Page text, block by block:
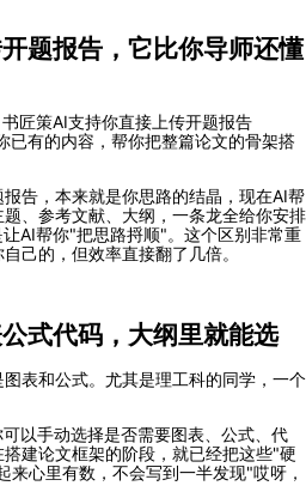
题报告，它比你导师还懂
匠策AI支持你直接上传开题报告
已有的内容，帮你把整篇论文的骨架搭
告，本来就是你思路的结晶，现在AI帮
、参考文献、大纲，一条龙全给你安排
AI帮你"把思路捋顺"。这个区别非常重
己的，但效率直接翻了几倍。
式代码，大纲里就能选
表和公式。尤其是理工科的同学，一个
以手动选择是否需要图表、公式、代
建论文框架的阶段，就已经把这些"硬
心里有数，不会写到一半发现"哎呀，